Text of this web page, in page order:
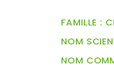
FAMILLE :
NOM
NOM